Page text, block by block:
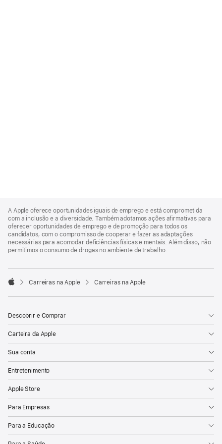
Footer
A Apple oferece oportunidades iguais de emprego e está comprometida
com a inclusão e a diversidade. Também adotamos ações afirmativas para
oferecer oportunidades de emprego e de promoção para todos os
candidatos, com o compromisso de cooperar e fazer as adaptações
necessárias para acomodar deficiências físicas e mentais. Além disso, não
permitimos o consumo de drogas no ambiente de trabalho.

Carreiras na Apple Carreiras na Apple
Descobrir e Comprar
Carteira da Apple
Sua conta
Entretenimento
Apple Store
Para Empresas
Para a Educação